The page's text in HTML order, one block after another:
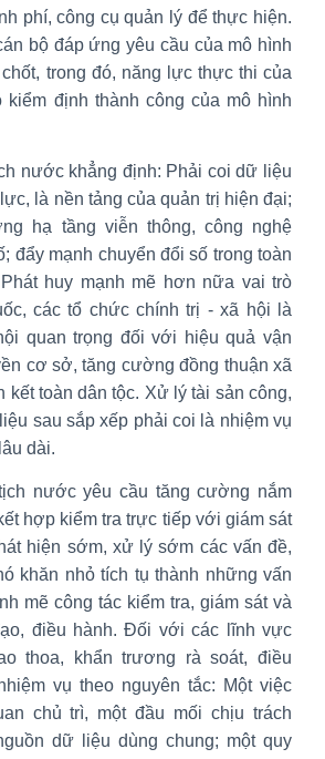
phí, công cụ quản lý để thực hiện.
bộ đáp ứng yêu cầu của mô hình
trong đó, năng lực thực thi của
định thành công của mô hình
nước khẳng định: Phải coi dữ liệu
là nền tảng của quản trị hiện đại;
hạ tầng viễn thông, công nghệ
đẩy mạnh chuyển đổi số trong toàn
huy mạnh mẽ hơn nữa vai trò
các tổ chức chính trị - xã hội là
quan trọng đối với hiệu quả vận
cơ sở, tăng cường đồng thuận xã
kết toàn dân tộc. Xử lý tài sản công,
sau sắp xếp phải coi là nhiệm vụ
dài.
nước yêu cầu tăng cường nắm
hợp kiểm tra trực tiếp với giám sát
hiện sớm, xử lý sớm các vấn đề,
khăn nhỏ tích tụ thành những vấn
mẽ công tác kiểm tra, giám sát và
điều hành. Đối với các lĩnh vực
thoa, khẩn trương rà soát, điều
vụ theo nguyên tắc: Một việc
chủ trì, một đầu mối chịu trách
dữ liệu dùng chung; một quy